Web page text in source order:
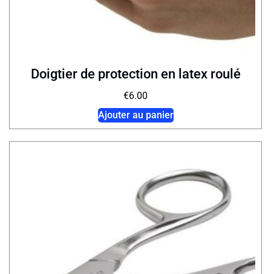
Doigtier de protection en latex roulé
€6.00
Ajouter au panier